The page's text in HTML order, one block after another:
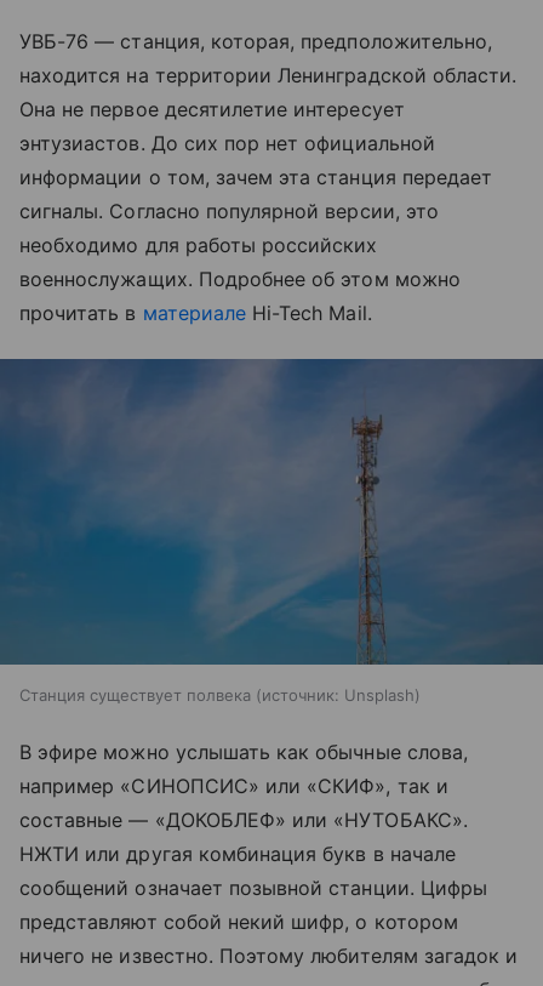
УВБ-76 — станция, которая, предположительно,
находится на территории Ленинградской области.
Она не первое десятилетие интересует
энтузиастов. До сих пор нет официальной
информации о том, зачем эта станция передает
сигналы. Согласно популярной версии, это
необходимо для работы российских
военнослужащих. Подробнее об этом можно
прочитать в материале Hi-Tech Mail.
Станция существует полвека источник: Unsplash
В эфире можно услышать как обычные слова,
например «СИНОПСИС» или «СКИФ», так и
составные — «ДОКОБЛЕФ» или «НУТОБАКС».
НЖТИ или другая комбинация букв в начале
сообщений означает позывной станции. Цифры
представляют собой некий шифр, о котором
ничего не известно. Поэтому любителям загадок и